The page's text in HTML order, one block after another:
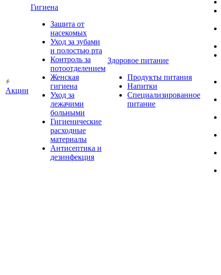
Акции
Гигиена
Защита от
насекомых
Уход за зубами
и полостью рта
Контроль за
потоотделением
Женская
гигиена
Уход за
лежачими
больными
Гигиенические
расходные
материалы
Антисептика и
дезинфекция
Здоровое питание
Продукты питания
Напитки
Специализированное
питание